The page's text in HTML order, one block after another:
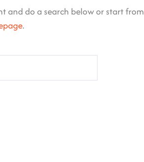
and do a search below or start from
.